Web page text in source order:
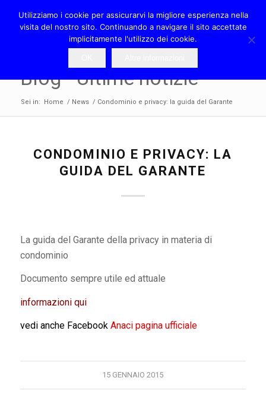
Blog - Ultime notizie
Sei in: Home / News / Condominio e privacy: la guida del Garante
CONDOMINIO E PRIVACY: LA
GUIDA DEL GARANTE
La guida del Garante della privacy in materia di
condominio
Documento sempre utile ed attuale
informazioni qui
vedi anche Facebook Anaci pagina ufficiale
15 GENNAIO 2015
Utilizziamo i cookie per assicurarvi la migliore esperienza nella
visita del nostro sito. Continuando a navigare il sito accettate
implicitamente l'utilizzo dei cookie.